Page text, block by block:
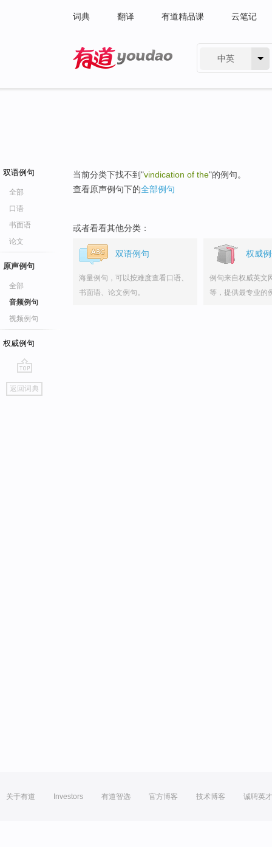
词典 翻译 有道精品课 云笔记
中英
双语例句
全部
口语
书面语
论文
原声例句
全部
音频例句
视频例句
权威例句
go
top
返回词典
当前分类下找不到"vindication of the"的例句。
查看原声例句下的全部例句
或者看看其他分类：
双语例句
海量例句，可以按难度查看口语、
书面语、论文例句。
权威
例句来自权威英文
等，提供最专业的
关于有道 Investors 有道智选 官方博客 技术博客 诚聘英才